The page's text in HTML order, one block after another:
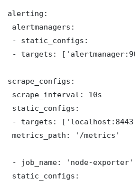
alerting:
alertmanagers:
- static_configs:
- targets:
scrape_configs:
scrape_interval: 10s
static_configs:
- targets:
metrics_path: '/metrics'
- job_name: 'node-exporter'
static_configs: